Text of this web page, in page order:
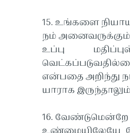
15. உங்களை
நம்
உப்பு
என்பதை அறிந்து
யாராக
16.